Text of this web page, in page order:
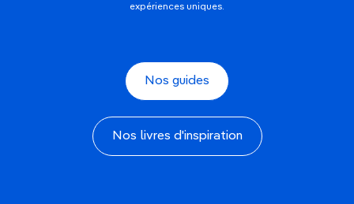
expériences uniques.
Nos guides
Nos livres d'inspiration